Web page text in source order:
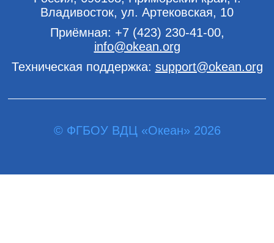
Владивосток, ул. Артековская, 10
Приёмная: +7 (423) 230-41-00,
info@okean.org
Техническая поддержка: support@okean.org
© ФГБОУ ВДЦ «Океан» 2026